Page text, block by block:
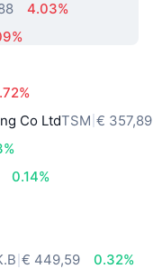
4.03%
Co LtdTSM € 357,89
0.14%
€ 449,59
0.32%